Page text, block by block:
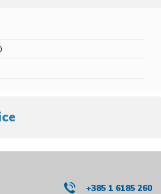
+385 1 6185 260